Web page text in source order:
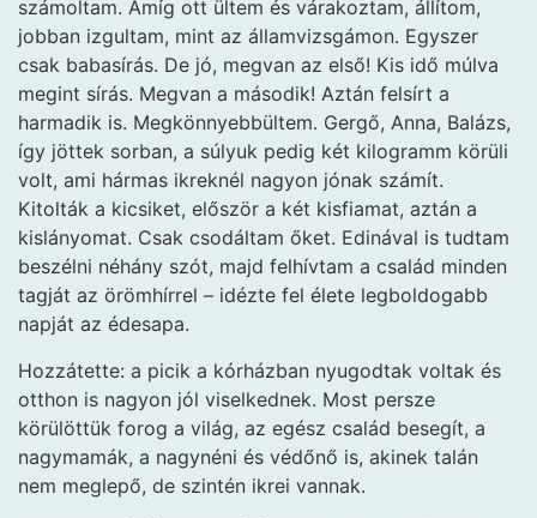
számoltam. Amíg ott ültem és várakoztam, állítom,
jobban izgultam, mint az államvizsgámon. Egyszer
csak babasírás. De jó, megvan az első! Kis idő múlva
megint sírás. Megvan a második! Aztán felsírt a
harmadik is. Megkönnyebbültem. Gergő, Anna, Balázs,
így jöttek sorban, a súlyuk pedig két kilogramm körüli
volt, ami hármas ikreknél nagyon jónak számít.
Kitolták a kicsiket, először a két kisfiamat, aztán a
kislányomat. Csak csodáltam őket. Edinával is tudtam
beszélni néhány szót, majd felhívtam a család minden
tagját az örömhírrel – idézte fel élete legboldogabb
napját az édesapa.
Hozzátette: a picik a kórházban nyugodtak voltak és
otthon is nagyon jól viselkednek. Most persze
körülöttük forog a világ, az egész család besegít, a
nagymamák, a nagynéni és védőnő is, akinek talán
nem meglepő, de szintén ikrei vannak.